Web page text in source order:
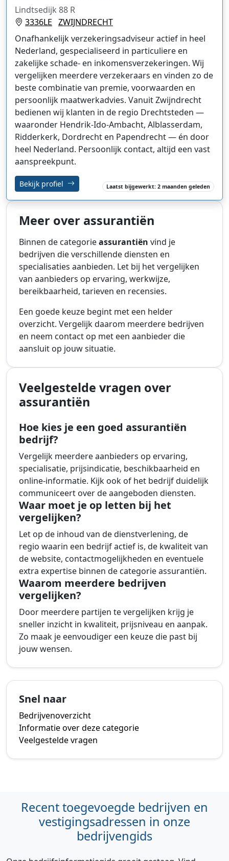
Lindtsedijk 88 R
3336LE ZWIJNDRECHT
Onafhankelijk verzekeringsadviseur actief in heel
Nederland, gespecialiseerd in particuliere en
zakelijke schade- en inkomensverzekeringen. Wij
vergelijken meerdere verzekeraars en vinden zo de
beste combinatie van premie, voorwaarden en
persoonlijk maatwerkadvies. Vanuit Zwijndrecht
bedienen wij klanten in de regio Drechtsteden —
waaronder Hendrik-Ido-Ambacht, Alblasserdam,
Ridderkerk, Dordrecht en Papendrecht — én door
heel Nederland. Persoonlijk contact, altijd een vast
aanspreekpunt.
Bekijk profiel Laatst bijgewerkt: 2 maanden geleden
Meer over assurantiën
Binnen de categorieassurantiën vind je
bedrijven die verschillende diensten en
specialisaties aanbieden. Let bij het vergelijken
van aanbieders op ervaring, werkwijze,
bereikbaarheid, tarieven en recensies.
Een goede keuze begint met een helder
overzicht. Vergelijk daarom meerdere bedrijven
en neem contact op met een aanbieder die
aansluit op jouw situatie.
Veelgestelde vragen over
assurantiën
Hoe kies je een goed assurantiën
bedrijf?
Vergelijk meerdere aanbieders op ervaring,
specialisatie, prijsindicatie, beschikbaarheid en
online-informatie. Kijk ook of het bedrijf duidelijk
communiceert over de aangeboden diensten.
Waar moet je op letten bij het
vergelijken?
Let op de inhoud van de dienstverlening, de
regio waarin een bedrijf actief is, de kwaliteit van
de website, contactmogelijkheden en eventuele
extra expertise binnen de categorie assurantiën.
Waarom meerdere bedrijven
vergelijken?
Door meerdere partijen te vergelijken krijg je
sneller inzicht in kwaliteit, prijsniveau en aanpak.
Zo maak je eenvoudiger een keuze die past bij
jouw wensen.
Snel naar
Bedrijvenoverzicht
Informatie over deze categorie
Veelgestelde vragen
Recent toegevoegde bedrijven en
vestigingsadressen in onze
bedrijvengids